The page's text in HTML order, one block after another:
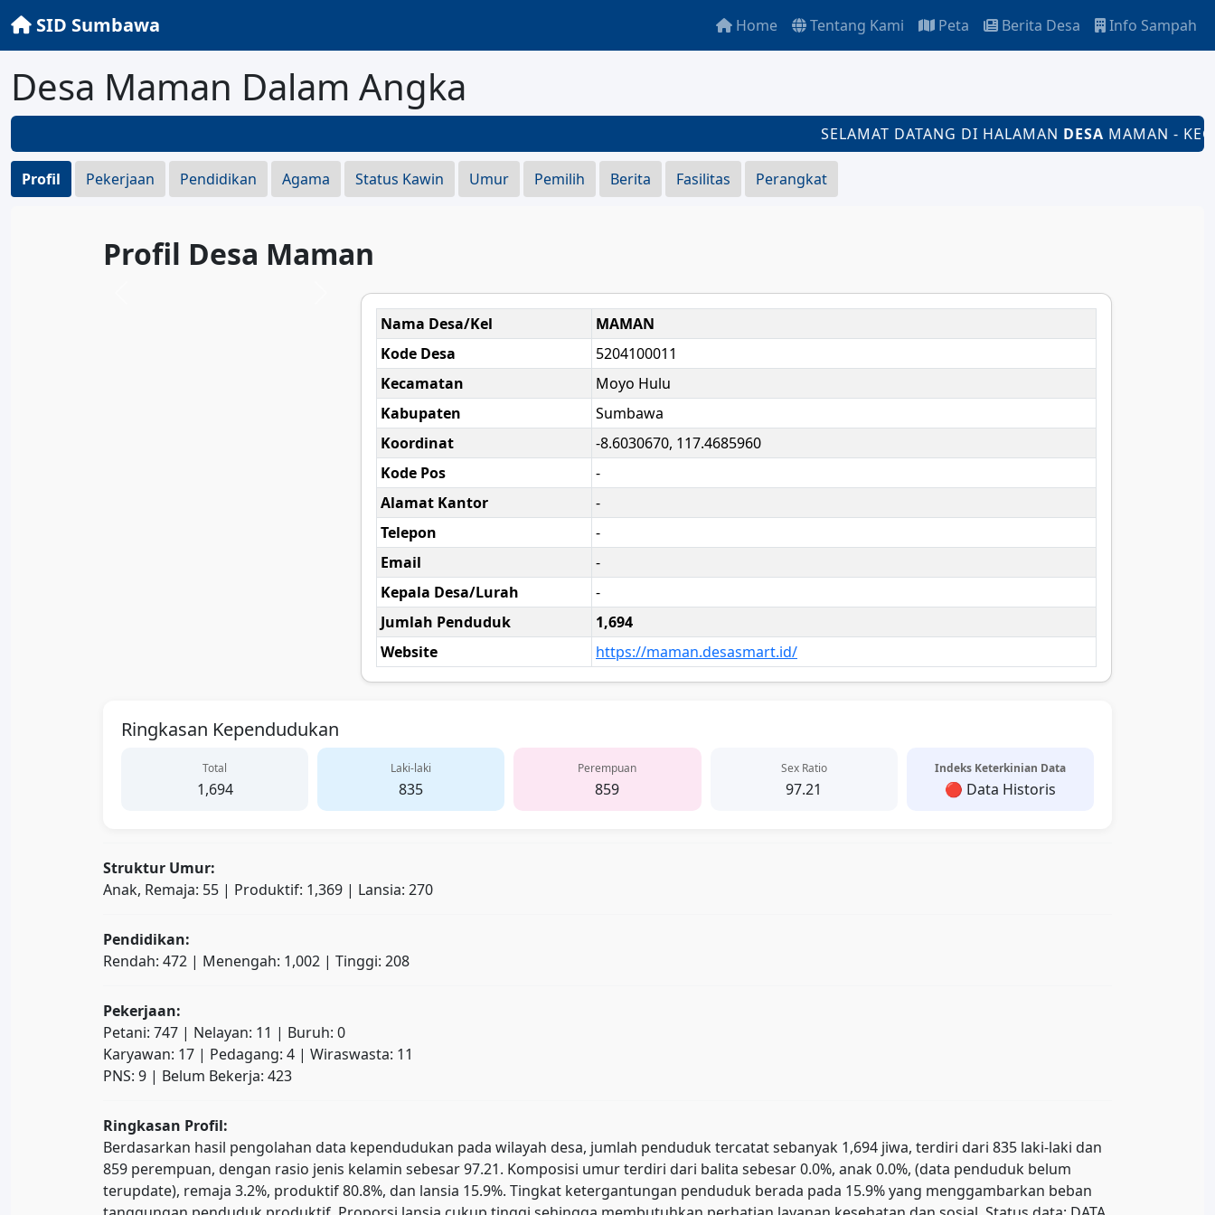
SID Sumbawa Home Tentang Kami Peta Berita Desa Info Sampah
Desa Maman Dalam Angka
SELAMAT DATANG DI HALAMANDESAMAMAN -
Profil Pekerjaan Pendidikan Agama Status Kawin Umur Pemilih Berita Fasilitas Perangkat
Profil Desa Maman
Nama Desa/Kel
MAMAN
Kode Desa
5204100011
Kecamatan
Moyo Hulu
Kabupaten
Sumbawa
Koordinat
-8.6030670, 117.4685960
Kode Pos
-
Alamat Kantor
-
Telepon
-
Email
-
Kepala Desa/Lurah
-
Jumlah Penduduk
1,694
Website
https://maman.desasmart.id/
Ringkasan Kependudukan
Total
1,694
Laki-laki
835
Perempuan
859
Sex Ratio
97.21
Indeks Keterkinian Data
🔴 Data Historis
Struktur Umur:
Anak, Remaja: 55 | Produktif: 1,369 | Lansia: 270
Pendidikan:
Rendah: 472 | Menengah: 1,002 | Tinggi: 208
Pekerjaan:
Petani: 747 | Nelayan: 11 | Buruh: 0
Karyawan: 17 | Pedagang: 4 | Wiraswasta: 11
PNS: 9 | Belum Bekerja: 423
Ringkasan Profil:
Berdasarkan hasil pengolahan data kependudukan pada wilayah desa, jumlah penduduk tercatat sebanyak 1,694 jiwa, terdiri dari 835 laki-laki dan
859 perempuan, dengan rasio jenis kelamin sebesar 97.21. Komposisi umur terdiri dari balita sebesar 0.0%, anak 0.0%, (data penduduk belum
terupdate), remaja 3.2%, produktif 80.8%, dan lansia 15.9%. Tingkat ketergantungan penduduk berada pada 15.9% yang menggambarkan beban